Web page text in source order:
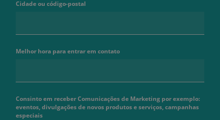
Cidade ou código-postal
Melhor hora para entrar em contato
Consinto em receber Comunicações de Marketing por exemplo:
eventos, divulgações de novos produtos e serviços, campanhas
especiais